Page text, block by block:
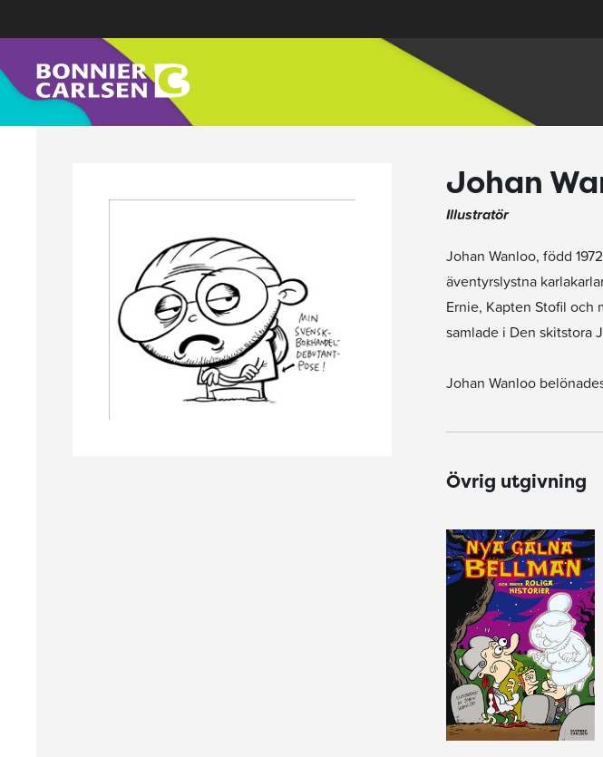
Johan
Illustratör
Johan Wanloo, född
äventyrslystna
Ernie, Kapten Stofil och
samlade i Den skitstora
Johan Wanloo
Övrig utgivning